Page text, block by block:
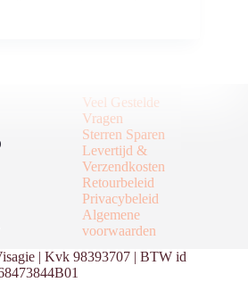
Veel Gestelde
Vragen
Sterren Sparen
Levertijd &
Verzendkosten
Retourbeleid
Privacybeleid
Algemene
voorwaarden
| Kvk 98393707 | BTW id